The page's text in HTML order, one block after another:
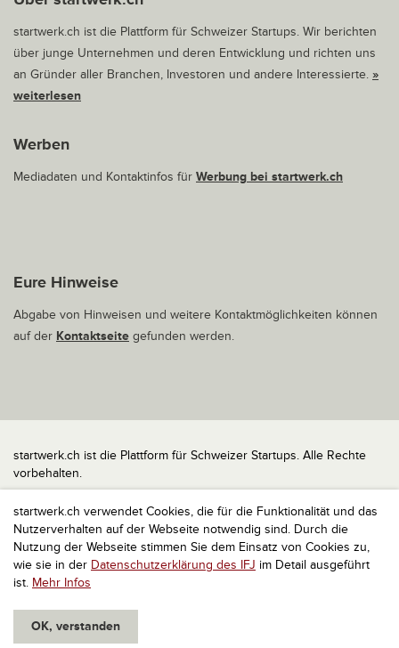
startwerk.ch verwendet Cookies, die für die Funktionalität und das
Nutzerverhalten auf der Webseite notwendig sind. Durch die
Nutzung der Webseite stimmen Sie dem Einsatz von Cookies zu,
wie sie in der Datenschutzerklärung des IFJ im Detail ausgeführt
ist. Mehr Infos
OK, verstanden
startwerk.ch ist die Plattform für Schweizer Startups. Wir berichten
über junge Unternehmen und deren Entwicklung und richten uns
an Gründer aller Branchen, Investoren und andere Interessierte. »
weiterlesen
Werben
Mediadaten und Kontaktinfos für Werbung bei startwerk.ch
Eure Hinweise
Abgabe von Hinweisen und weitere Kontaktmöglichkeiten können
auf der Kontaktseite gefunden werden.
startwerk.ch ist die Plattform für Schweizer Startups. Alle Rechte
vorbehalten.
Impressum
Kontakt
nach oben